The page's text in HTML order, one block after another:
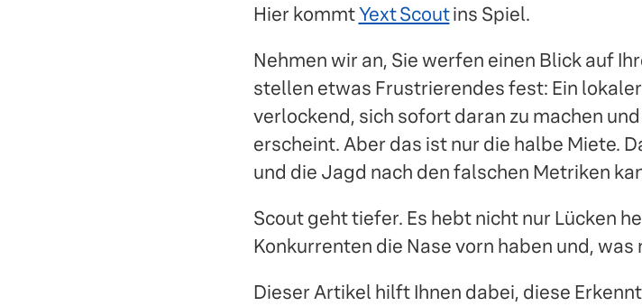
Hier kommtYext Scoutins Spiel.
Nehmen wir an, Sie werfen einen Blick auf
stellen etwas Frustrierendes fest: Ein
verlockend, sich sofort daran zu machen
erscheint. Aber das ist nur die halbe Miete.
und die Jagd nach den falschen Metriken
Scout geht tiefer. Es hebt nicht nur Lücken
Konkurrenten die Nase vorn haben und,
Dieser Artikel hilft Ihnen dabei, diese